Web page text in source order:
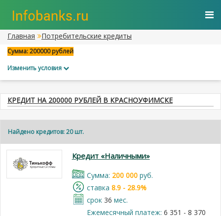
Главная Потребительские кредиты
КРЕДИТ НА 200000 РУБЛЕЙ В КРАСНОУФИМСКЕ
Сумма: 200000 рублей
Изменить условия
Найдено кредитов: 20 шт.
Кредит «Наличными»
Cумма: 200 000руб.
cтавка 8.9 - 28.9%
срок 36 мес.
Ежемесячный платеж: 6 351 - 8 370